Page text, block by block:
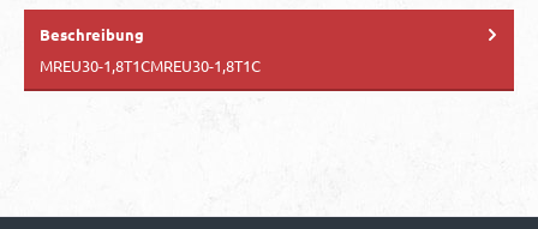
Beschreibung
MREU30-1,8T1CMREU30-1,8T1C